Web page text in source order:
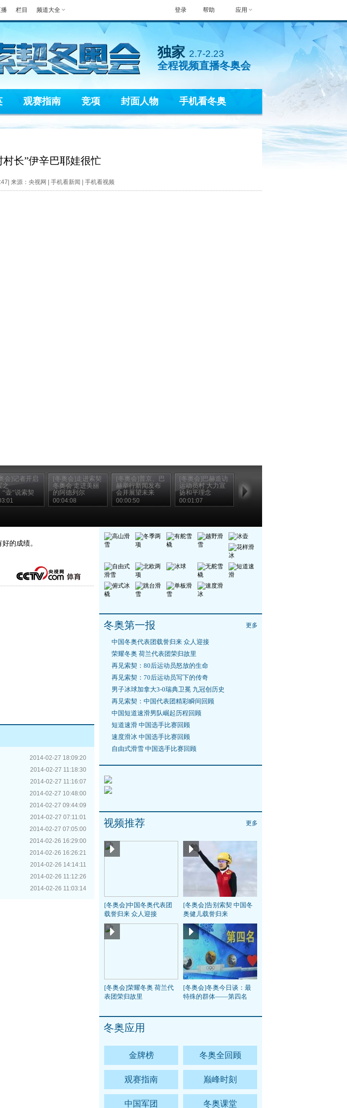
栏目 频道大全 帮助 应用
登录
独家 2.7-2.23
全程视频直播冬奥会
观赛指南 竞项 封面人物 手机看冬奥
长”伊辛巴耶娃很忙
来源：央视网 | 手机看新闻 手机看视频
会]记者开启
之
“壶”说索契
[冬奥会]走进索契
冬奥会 走进美丽
的阿德列尔
00:04:08
[冬奥会]普京、巴
赫举行新闻发布
会并展望未来
00:00:50
[冬奥会]巴赫造访
运动员村 大力宣
扬和平理念
00:01:07
的成绩。
2014-02-27 18:09:20
2014-02-27 11:18:30
2014-02-27 11:16:07
2014-02-27 10:48:00
2014-02-27 09:44:09
2014-02-27 07:11:01
2014-02-27 07:05:00
2014-02-26 16:29:00
2014-02-26 16:26:21
2014-02-26 14:14:11
2014-02-26 11:12:26
2014-02-26 11:03:14
冬奥第一报 更多
中国冬奥代表团载誉归来 众人迎接
荣耀冬奥 荷兰代表团荣归故里
再见索契：80后运动员怒放的生命
再见索契：70后运动员写下的传奇
男子冰球加拿大3-0瑞典卫冕 九冠创历史
再见索契：中国代表团精彩瞬间回顾
中国短道速滑男队崛起历程回顾
短道速滑 中国选手比赛回顾
速度滑冰 中国选手比赛回顾
自由式滑雪 中国选手比赛回顾
视频推荐 更多
[冬奥会]中国冬奥代表团
载誉归来 众人迎接
[冬奥会]告别索契 中国冬
奥健儿载誉归来
[冬奥会]荣耀冬奥 荷兰代
表团荣归故里
[冬奥会]冬奥今日谈：最
特殊的群体——第四名
冬奥应用
金牌榜 冬奥全回顾
观赛指南 巅峰时刻
中国军团 冬奥课堂